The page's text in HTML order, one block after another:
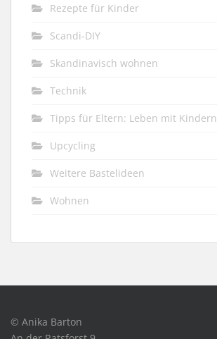
Rezepte für Kinder
Scandi-DIY
Skandinavisch wohnen
Technik
Tipps für Eltern: Leben mit Kindern
Upcycling
Weitere Bastelideen
Wohnen
© Anika Barton